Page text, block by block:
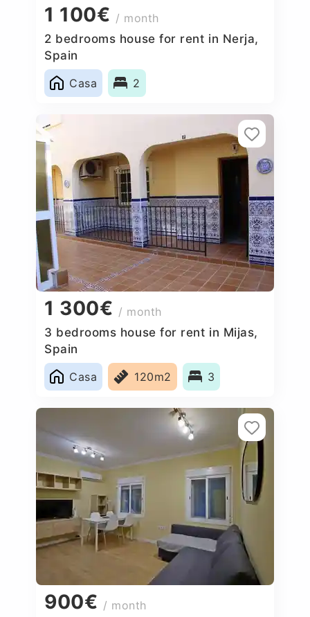
1 100€ / month
2 bedrooms house for rent in Nerja,
Spain
Casa
2
1 300€ / month
3 bedrooms house for rent in Mijas,
Spain
Casa
120m2 3
900€ / month